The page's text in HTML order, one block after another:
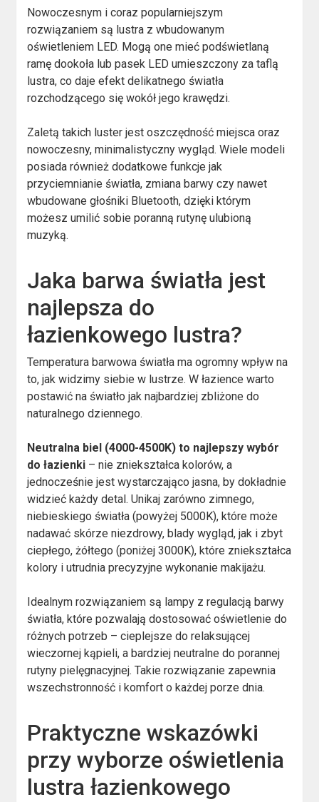
Nowoczesnym i coraz popularniejszym
rozwiązaniem są lustra z wbudowanym
oświetleniem LED. Mogą one mieć podświetlaną
ramę dookoła lub pasek LED umieszczony za taflą
lustra, co daje efekt delikatnego światła
rozchodzącego się wokół jego krawędzi.
Zaletą takich luster jest oszczędność miejsca oraz
nowoczesny, minimalistyczny wygląd. Wiele modeli
posiada również dodatkowe funkcje jak
przyciemnianie światła, zmiana barwy czy nawet
wbudowane głośniki Bluetooth, dzięki którym
możesz umilić sobie poranną rutynę ulubioną
muzyką.
Jaka barwa światła jest
najlepsza do
łazienkowego lustra?
Temperatura barwowa światła ma ogromny wpływ na
to, jak widzimy siebie w lustrze. W łazience warto
postawić na światło jak najbardziej zbliżone do
naturalnego dziennego.
Neutralna biel (4000-4500K) to najlepszy wybór
do łazienki – nie zniekształca kolorów, a
jednocześnie jest wystarczająco jasna, by dokładnie
widzieć każdy detal. Unikaj zarówno zimnego,
niebieskiego światła (powyżej 5000K), które może
nadawać skórze niezdrowy, blady wygląd, jak i zbyt
ciepłego, żółtego (poniżej 3000K), które zniekształca
kolory i utrudnia precyzyjne wykonanie makijażu.
Idealnym rozwiązaniem są lampy z regulacją barwy
światła, które pozwalają dostosować oświetlenie do
różnych potrzeb – cieplejsze do relaksującej
wieczornej kąpieli, a bardziej neutralne do porannej
rutyny pielęgnacyjnej. Takie rozwiązanie zapewnia
wszechstronność i komfort o każdej porze dnia.
Praktyczne wskazówki
przy wyborze oświetlenia
lustra łazienkowego